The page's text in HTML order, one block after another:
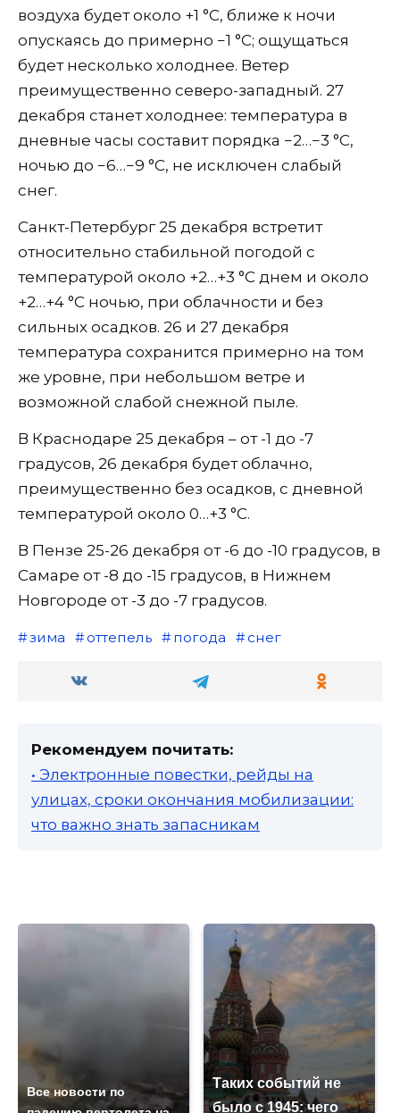
воздуха будет около +1 °C, ближе к ночи
опускаясь до примерно −1 °C; ощущаться
будет несколько холоднее. Ветер
преимущественно северо-западный. 27
декабря станет холоднее: температура в
дневные часы составит порядка −2…−3 °C,
ночью до −6…−9 °C, не исключен слабый
снег.
Санкт-Петербург 25 декабря встретит
относительно стабильной погодой с
температурой около +2…+3 °C днем и около
+2…+4 °C ночью, при облачности и без
сильных осадков. 26 и 27 декабря
температура сохранится примерно на том
же уровне, при небольшом ветре и
возможной слабой снежной пыле.
В Краснодаре 25 декабря – от -1 до -7
градусов, 26 декабря будет облачно,
преимущественно без осадков, с дневной
температурой около 0…+3 °C.
В Пензе 25-26 декабря от -6 до -10 градусов, в
Самаре от -8 до -15 градусов, в Нижнем
Новгороде от -3 до -7 градусов.
зима оттепель погода снег
Рекомендуем почитать:
• Электронные повестки, рейды на
улицах, сроки окончания мобилизации:
что важно знать запасникам
Все новости по
Таких событий не
было с 1945: чего